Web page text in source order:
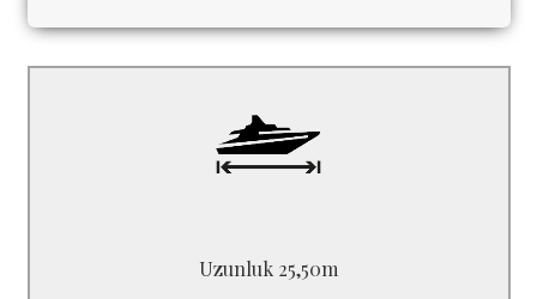
Uzunluk 25,50m
B4826YM
Uzunluk 25.50 m